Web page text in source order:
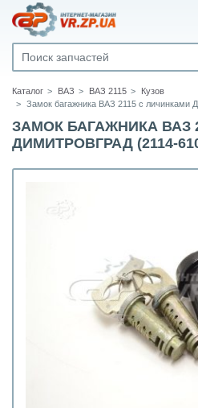
Каталог ВАЗ ВАЗ 2115
Кузов
Замок багажника ВАЗ 2115 с личинками
ЗАМОК БАГАЖНИКА ВАЗ
ДИМИТРОВГРАД (2114-